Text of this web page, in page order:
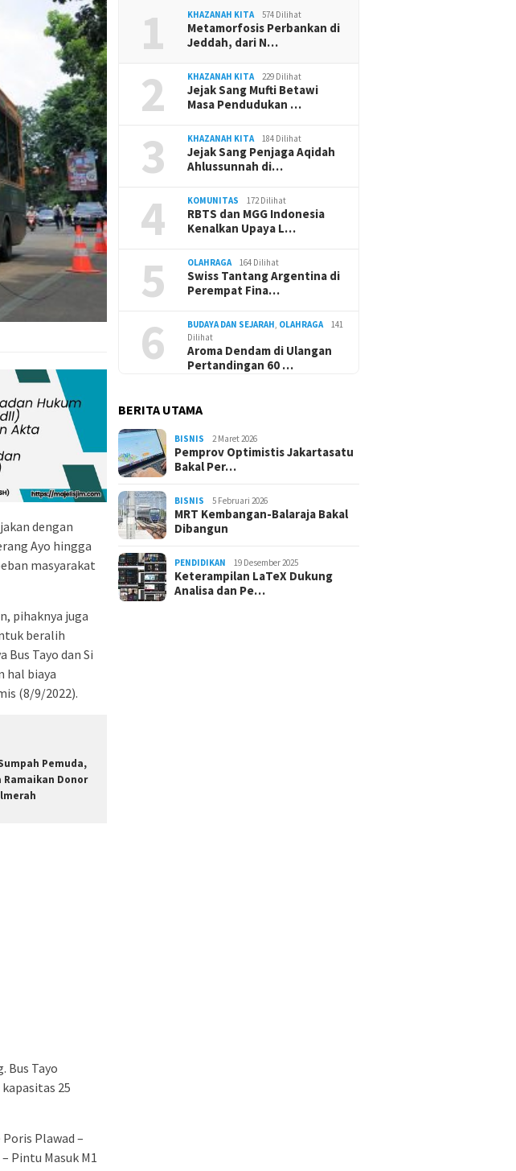
dengan
Ayo hingga
masyarakat
pihaknya juga
beralih
Tayo dan Si
hal biaya
(8/9/2022).
Pemuda,
Ramaikan Donor
Bus Tayo
25
Plawad –
Pintu Masuk M1
1 KHAZANAH KITA 574 Dilihat
Metamorfosis Perbankan di
Jeddah, dari N…
2 KHAZANAH KITA 229 Dilihat
Jejak Sang Mufti Betawi
Masa Pendudukan …
3 KHAZANAH KITA 184 Dilihat
Jejak Sang Penjaga Aqidah
Ahlussunnah di…
4 KOMUNITAS 172 Dilihat
RBTS dan MGG Indonesia
Kenalkan Upaya L…
5 OLAHRAGA 164 Dilihat
Swiss Tantang Argentina di
Perempat Fina…
6 BUDAYA DAN SEJARAH OLAHRAGA
141
Dilihat
Aroma Dendam di Ulangan
Pertandingan 60 …
BERITA UTAMA
BISNIS 2 Maret 2026
Pemprov Optimistis Jakartasatu
Bakal Per…
BISNIS 5 Februari 2026
MRT Kembangan-Balaraja Bakal
Dibangun
PENDIDIKAN 19 Desember 2025
Keterampilan LaTeX Dukung
Analisa dan Pe…